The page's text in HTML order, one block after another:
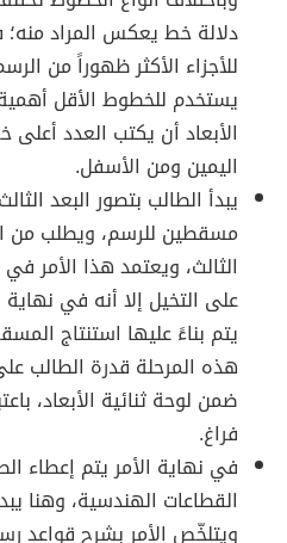
دلالة خط يعكس المراد
للأجزاء الأكثر ظهوراً من
يستخدم للخطوط الأقل
الأبعاد أن يكتب العدد أعلى
اليمين ومن الأسفل.
يبدأ الطالب بتصور البعد
مسقطين للرسم، ويطلب من
الثالث، ويعتمد هذا الأمر
على التخيل إلا أنه في
يتم بناءً عليها استنتاج
هذه المرحلة قدرة الطالب
ضمن لوحة ثنائية الأبعاد،
فراغ.
في نهاية الأمر يتم إعطاء
القطاعات الهندسية، وهنا
ويتلخّص الأمر بشرح قواعد